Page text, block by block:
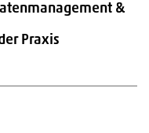
&
Praxis